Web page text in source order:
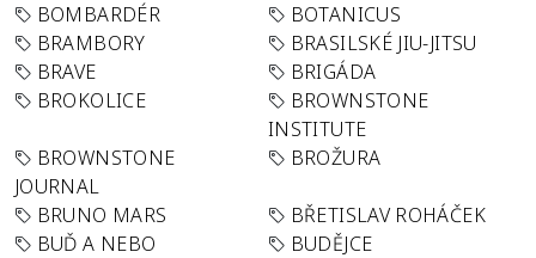
BOMBARDÉR
BOTANICUS
BRAMBORY
BRASILSKÉ JIU-JITSU
BRAVE
BRIGÁDA
BROKOLICE
BROWNSTONE
INSTITUTE
BROWNSTONE
JOURNAL
BROŽURA
BRUNO MARS
BŘETISLAV ROHÁČEK
BUĎ A NEBO
BUDĚJCE